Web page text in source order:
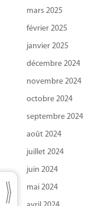
mars 2025
février 2025
janvier 2025
décembre 2024
novembre 2024
octobre 2024
septembre 2024
août 2024
juillet 2024
juin 2024
mai 2024